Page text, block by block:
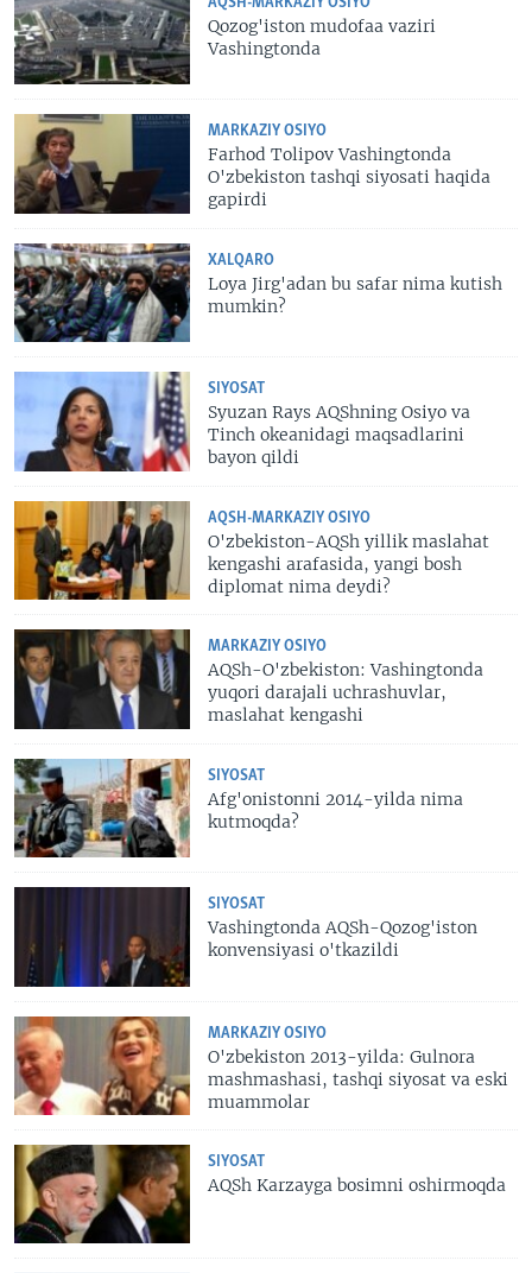
Qozog'iston mudofaa vaziri
Vashingtonda
MARKAZIY OSIYO
Farhod Tolipov Vashingtonda
O'zbekiston tashqi siyosati haqida
gapirdi
XALQARO
Loya Jirg'adan bu safar nima kutish
mumkin?
SIYOSAT
Syuzan Rays AQShning Osiyo va
Tinch okeanidagi maqsadlarini
bayon qildi
AQSH-MARKAZIY OSIYO
O'zbekiston-AQSh yillik maslahat
kengashi arafasida, yangi bosh
diplomat nima deydi?
MARKAZIY OSIYO
AQSh-O'zbekiston: Vashingtonda
yuqori darajali uchrashuvlar,
maslahat kengashi
SIYOSAT
Afg'onistonni 2014-yilda nima
kutmoqda?
SIYOSAT
Vashingtonda AQSh-Qozog'iston
konvensiyasi o'tkazildi
MARKAZIY OSIYO
O'zbekiston 2013-yilda: Gulnora
mashmashasi, tashqi siyosat va eski
muammolar
SIYOSAT
AQSh Karzayga bosimni oshirmoqda